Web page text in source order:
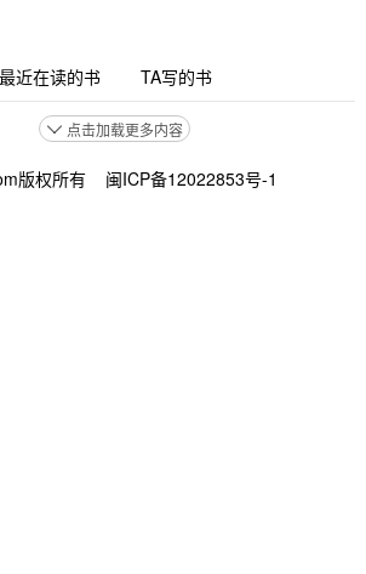
近在读的书 TA写的书
 点击加载更多内容
版权所有 闽ICP备12022853号-1